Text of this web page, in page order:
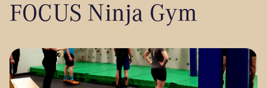
Événements
L'été en Mauricie
FOCUS Ninja Gym